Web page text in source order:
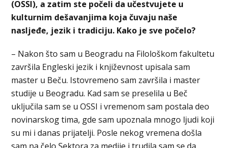
(OSSI), a zatim ste počeli da učestvujete u
kulturnim dešavanjima koja čuvaju naše
nasljeđe, jezik i tradiciju. Kako je sve počelo?
– Nakon što sam u Beogradu na Filološkom fakultetu
završila Engleski jezik i književnost upisala sam
master u Beču. Istovremeno sam završila i master
studije u Beogradu. Kad sam se preselila u Beč
uključila sam se u OSSI i vremenom sam postala deo
novinarskog tima, gde sam upoznala mnogo ljudi koji
su mi i danas prijatelji. Posle nekog vremena došla